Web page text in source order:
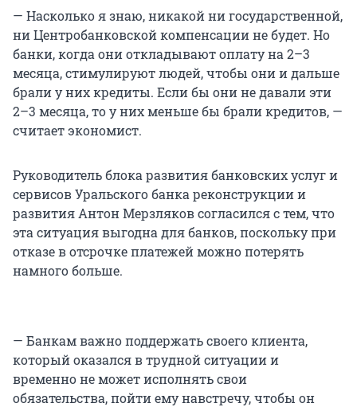
— Насколько я знаю, никакой ни государственной,
ни Центробанковской компенсации не будет. Но
банки, когда они откладывают оплату на 2–3
месяца, стимулируют людей, чтобы они и дальше
брали у них кредиты. Если бы они не давали эти
2–3 месяца, то у них меньше бы брали кредитов, —
считает экономист.
Руководитель блока развития банковских услуг и
сервисов Уральского банка реконструкции и
развития Антон Мерзляков согласился с тем, что
эта ситуация выгодна для банков, поскольку при
отказе в отсрочке платежей можно потерять
намного больше.
— Банкам важно поддержать своего клиента,
который оказался в трудной ситуации и
временно не может исполнять свои
обязательства, пойти ему навстречу, чтобы он